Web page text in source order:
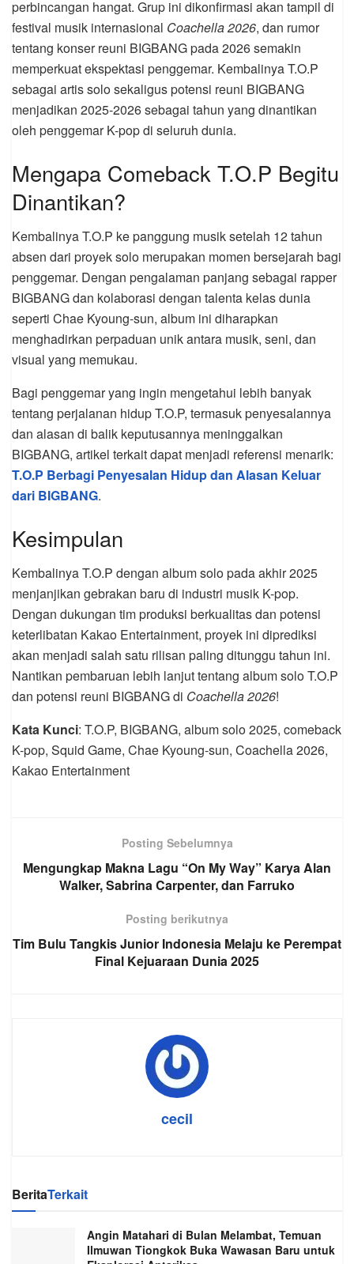
perbincangan hangat. Grup ini dikonfirmasi akan tampil di
festival musik internasional Coachella 2026, dan rumor
tentang konser reuni BIGBANG pada 2026 semakin
memperkuat ekspektasi penggemar. Kembalinya T.O.P
sebagai artis solo sekaligus potensi reuni BIGBANG
menjadikan 2025-2026 sebagai tahun yang dinantikan
oleh penggemar K-pop di seluruh dunia.
Mengapa Comeback T.O.P Begitu
Dinantikan?
Kembalinya T.O.P ke panggung musik setelah 12 tahun
absen dari proyek solo merupakan momen bersejarah bagi
penggemar. Dengan pengalaman panjang sebagai rapper
BIGBANG dan kolaborasi dengan talenta kelas dunia
seperti Chae Kyoung-sun, album ini diharapkan
menghadirkan perpaduan unik antara musik, seni, dan
visual yang memukau.
Bagi penggemar yang ingin mengetahui lebih banyak
tentang perjalanan hidup T.O.P, termasuk penyesalannya
dan alasan di balik keputusannya meninggalkan
BIGBANG, artikel terkait dapat menjadi referensi menarik:
T.O.P Berbagi Penyesalan Hidup dan Alasan Keluar
dari BIGBANG.
Kesimpulan
Kembalinya T.O.P dengan album solo pada akhir 2025
menjanjikan gebrakan baru di industri musik K-pop.
Dengan dukungan tim produksi berkualitas dan potensi
keterlibatan Kakao Entertainment, proyek ini diprediksi
akan menjadi salah satu rilisan paling ditunggu tahun ini.
Nantikan pembaruan lebih lanjut tentang album solo T.O.P
dan potensi reuni BIGBANG di Coachella 2026!
Kata Kunci: T.O.P, BIGBANG, album solo 2025, comeback
K-pop, Squid Game, Chae Kyoung-sun, Coachella 2026,
Kakao Entertainment
Posting Sebelumnya
Mengungkap Makna Lagu “On My Way” Karya Alan
Walker, Sabrina Carpenter, dan Farruko
Posting berikutnya
Tim Bulu Tangkis Junior Indonesia Melaju ke Perempat
Final Kejuaraan Dunia 2025
cecil
BeritaTerkait
Angin Matahari di Bulan Melambat, Temuan
Ilmuwan Tiongkok Buka Wawasan Baru untuk